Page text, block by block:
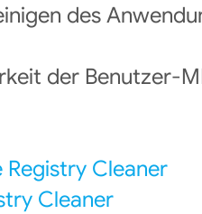
des
der Benutzer-
Registry Cleaner
Cleaner